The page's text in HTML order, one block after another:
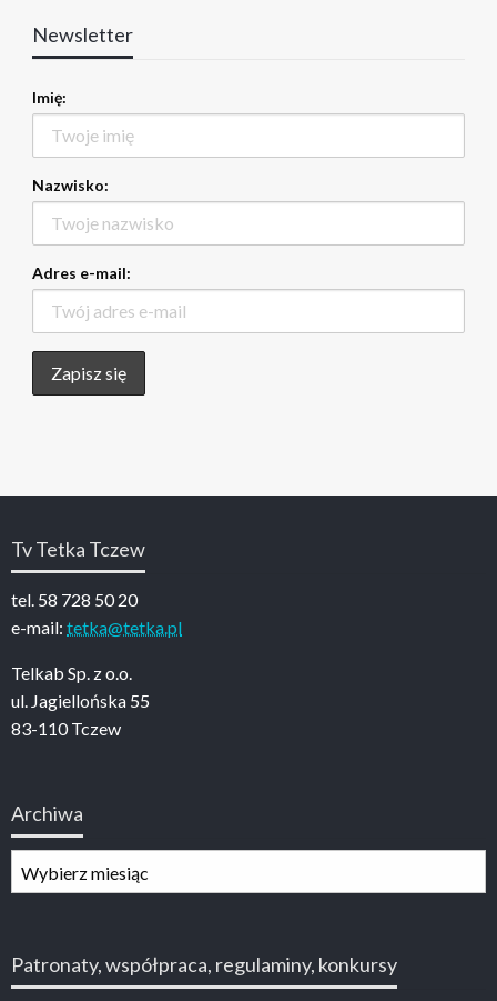
Newsletter
Imię:
Nazwisko:
Adres e-mail:
Tv Tetka Tczew
tel. 58 728 50 20
e-mail: tetka@tetka.pl
Telkab Sp. z o.o.
ul. Jagiellońska 55
83-110 Tczew
Archiwa
Patronaty, współpraca, regulaminy, konkursy